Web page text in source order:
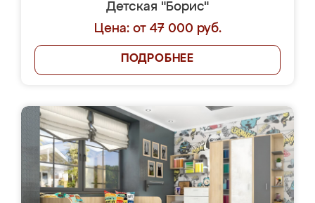
Детская "Борис"
Цена: от 47 000 руб.
ПОДРОБНЕЕ